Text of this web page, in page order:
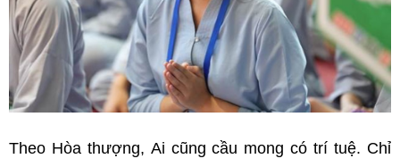
Theo Hòa thượng, Ai cũng cầu mong có trí tuệ. Chỉ